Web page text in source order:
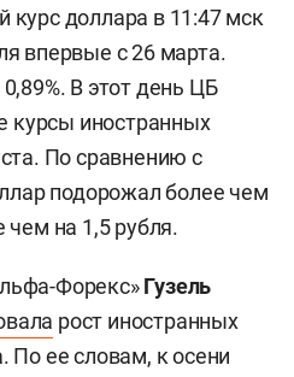
курс доллара в 11:47 мск
впервые с 26 марта.
В этот день ЦБ
курсы иностранных
По сравнению с
подорожал более чем
чем на 1,5 рубля.
Форекс»Гузель
рост иностранных
По ее словам, к осени